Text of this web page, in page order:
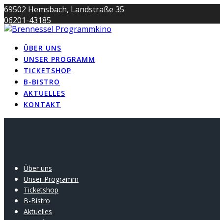
Skip
to
content
69502 Hemsbach, Landstraße 35
06201-43185
info@brennessel-kino.de
ÜBER UNS
UNSER PROGRAMM
TICKETSHOP
B-BISTRO
AKTUELLES
KONTAKT
Über uns
Unser Programm
Ticketshop
B-Bistro
Aktuelles